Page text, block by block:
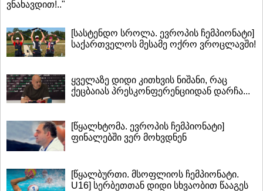
ვნახავდით!.."
[სასტენდო სროლა. ევროპის ჩემპიონატი]
საქართველოს მესამე ოქრო ვროცლავში!
ყველაზე დიდი კითხვის ნიშანი, რაც
ქეცბაიას პრესკონფერენციიდან დარჩა...
[წყალხტომა. ევროპის ჩემპიონატი]
ფინალებში ვერ მოხვდნენ
[წყალბურთი. მსოფლიოს ჩემპიონატი.
U16] სერბეთთან დიდი სხვაობით წააგეს